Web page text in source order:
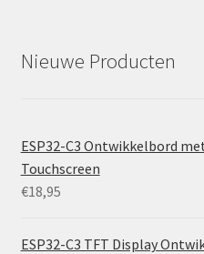
Nieuwe Producten
ESP32-C3 Ontwikkelbord
Touchscreen
€18,95
ESP32-C3 TFT Display